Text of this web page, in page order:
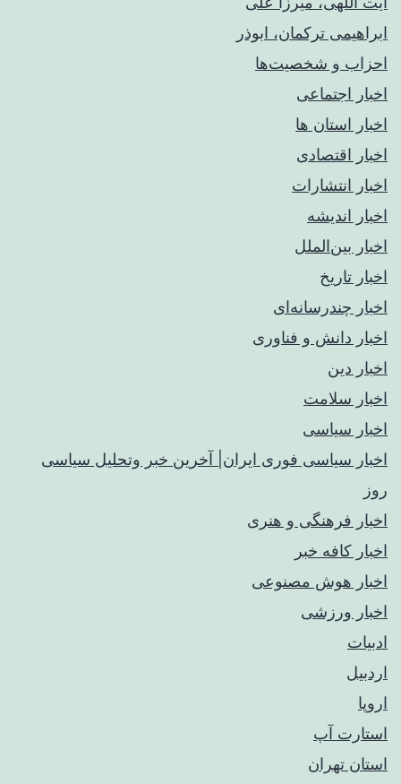
ابراهیمی ترکمان، ابوذر
احزاب و شخصیت‌ها
اخبار اجتماعی
اخبار استان ها
اخبار اقتصادی
اخبار انتشارات
اخبار اندیشه
اخبار بین‌الملل
اخبار تاریخ
اخبار چندرسانه‌ای
اخبار دانش و فناوری
اخبار دین
اخبار سلامت
اخبار سیاسی
اخبار سیاسی فوری ایران| آخرین خبر وتحلیل سیاسی
روز
اخبار فرهنگی و هنری
اخبار کافه خبر
اخبار هوش مصنوعی
اخبار ورزشی
ادبیات
اردبیل
اروپا
استارت آپ
استان تهران